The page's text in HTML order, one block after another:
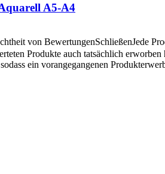
A5-A4
von BewertungenSchließenJede
Produkte auch tatsächlich
ein vorangegangenen